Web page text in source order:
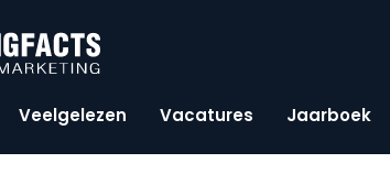
Veelgelezen Vacatures Jaarboek